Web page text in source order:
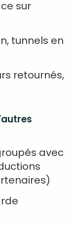
sur
tunnels en
retournés,
avec